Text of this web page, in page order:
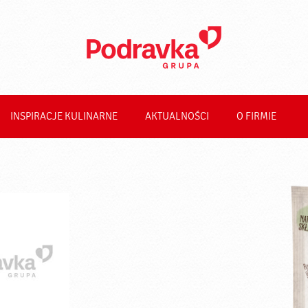
INSPIRACJE KULINARNE AKTUALNOŚCI O FIRMIE